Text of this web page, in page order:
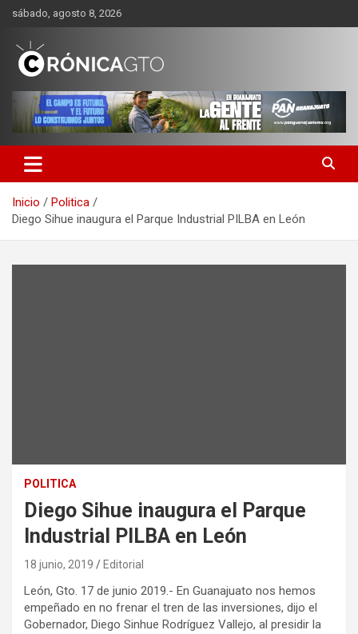
Saltar
contenido
sábado, agosto 8, 2026
CRONICA GUANAJUATO
Inicio
Politica
Diego Sihue inaugura el Parque Industrial PILBA en León
POLITICA
Diego Sihue inaugura el Parque
Industrial PILBA en León
18 junio, 2019 Editorial
León, Gto. 17 de junio 2019.- En Guanajuato nos hemos
empeñado en no frenar el tren de las inversiones, dijo el
Gobernador, Diego Sinhue Rodríguez Vallejo, al presidir la